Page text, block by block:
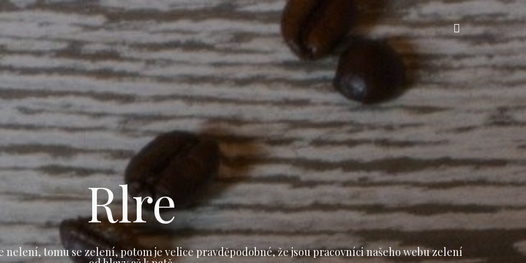
Vyhledávání
Rlre
nelení, tomu se zelení, potom je velice pravděpodobné, že jsou pracovníci našeho webu zelení